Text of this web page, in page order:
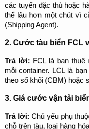
các tuyến đặc thù hoặc
(Shipping Agent).
2. Cước tàu biển FCL
Trả lời: FCL là bạn thuê
mỗi container. LCL là
theo số khối (CBM) hoặc
3. Giá cước vận tải
Trả lời: Chủ yếu phụ
chỗ trên tàu, loại hàng